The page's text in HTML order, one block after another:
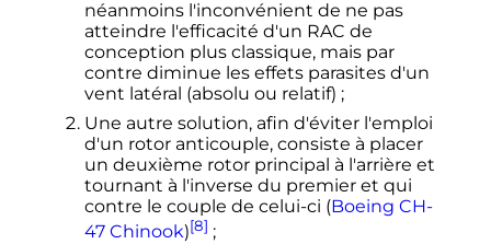
néanmoins l'inconvénient de ne pas
atteindre l'efficacité d'un RAC de
conception plus classique, mais par
contre diminue les effets parasites d'un
vent latéral (absolu ou relatif) ;
Une autre solution, afin d'éviter l'emploi
d'un rotor anticouple, consiste à placer
un deuxième rotor principal à l'arrière et
tournant à l'inverse du premier et qui
contre le couple de celui-ci (Boeing CH-
47 Chinook)[8] ;